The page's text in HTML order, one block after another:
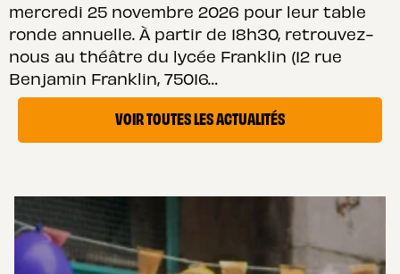
VOIR TOUTES LES ACTUALITÉS
mercredi 25 novembre 2026 pour leur table
ronde annuelle. À partir de 18h30, retrouvez-
nous au théâtre du lycée Franklin (12 rue
Benjamin Franklin, 75016…